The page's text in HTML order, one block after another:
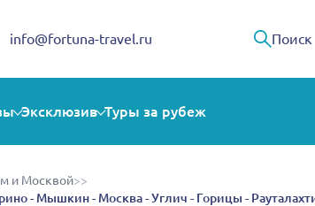
поездку? Могу помочь!
info@fortuna-travel.ru Поиск
Эксклюзив Туры за рубеж
и Москвой>>
- Мышкин - Москва - Углич - Горицы -